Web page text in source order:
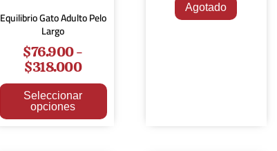
Equilibrio Gato Adulto Pelo
Largo
$76.900-
$318.000
Seleccionar
opciones
Agotado